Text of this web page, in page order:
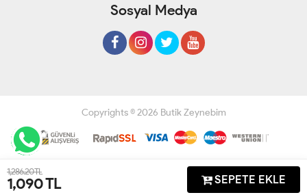
1,286.20 TL
1,090TL SEPETE EKLE
Sosyal Medya
Copyrights © 2026 Butik Zeynebim
Geliştir - powered by innovation
Anasayfa Sipariş Takibi İletişim